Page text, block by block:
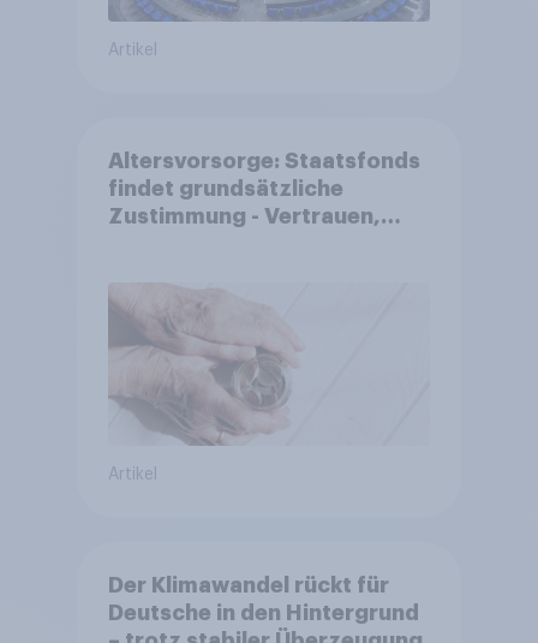
Artikel
Altersvorsorge: Staatsfonds
findet grundsätzliche
Zustimmung - Vertrauen,
Akzeptanz
Artikel
Der Klimawandel rückt für
Deutsche in den Hintergrund